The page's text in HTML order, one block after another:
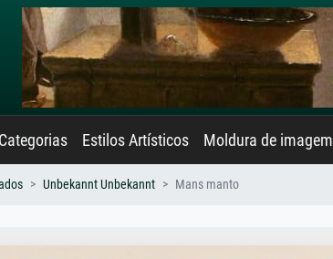
Categorias Estilos Artísticos Moldura de imagem
Unbekannt Unbekannt Mans manto